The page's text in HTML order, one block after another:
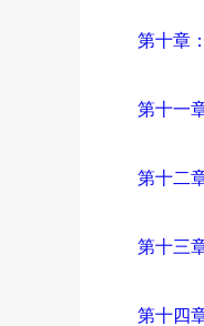
第十章
第十一
第十二
第十三
第十四